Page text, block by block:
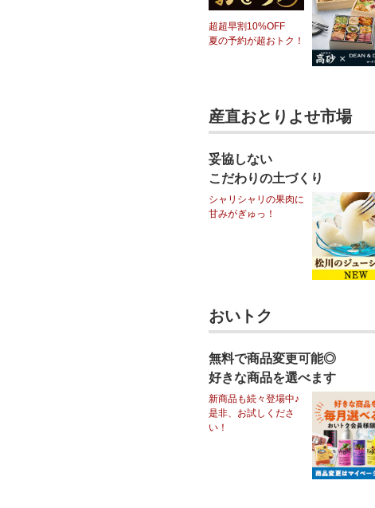
超超早割10%OFF
夏の予約が超おトク！
産直おとりよせ市場
妥協しない
こだわりの土づくり
シャリシャリの果肉に
甘みがぎゅっ！
おいトク
無料で商品変更可能◎
好きな商品を選べます
新商品も続々登場中♪
是非、お試しくださ
い！